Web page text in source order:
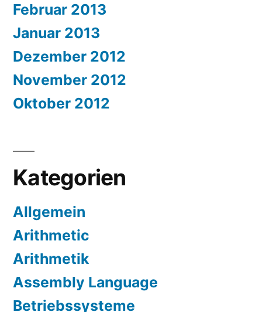
Februar 2013
Januar 2013
Dezember 2012
November 2012
Oktober 2012
Kategorien
Allgemein
Arithmetic
Arithmetik
Assembly Language
Betriebssysteme